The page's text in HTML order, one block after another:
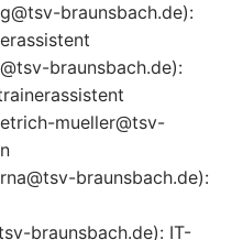
braunsbach.de):
braunsbach.de):
mueller@tsv-
braunsbach.de):
braunsbach.de): IT-